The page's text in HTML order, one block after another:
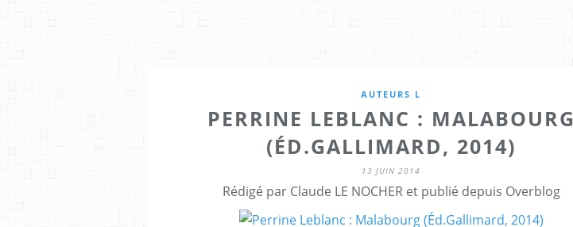
AUTEURS L
PERRINE LEBLANC : MALABOURG
(ÉD.GALLIMARD, 2014)
13 JUIN 2014
Rédigé par Claude LE NOCHER et publié depuis Overblog